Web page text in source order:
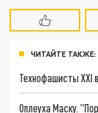
ЧИТАЙТЕ ТАКЖЕ:
Технофашисты XXI
Оплеуха Маску.